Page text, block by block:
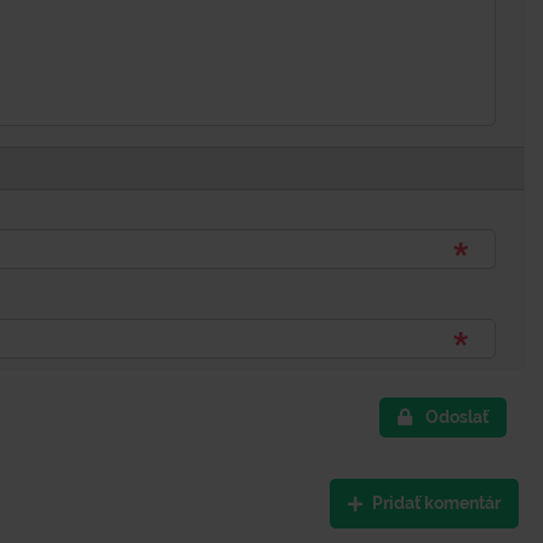
Odoslať
Pridať komentár